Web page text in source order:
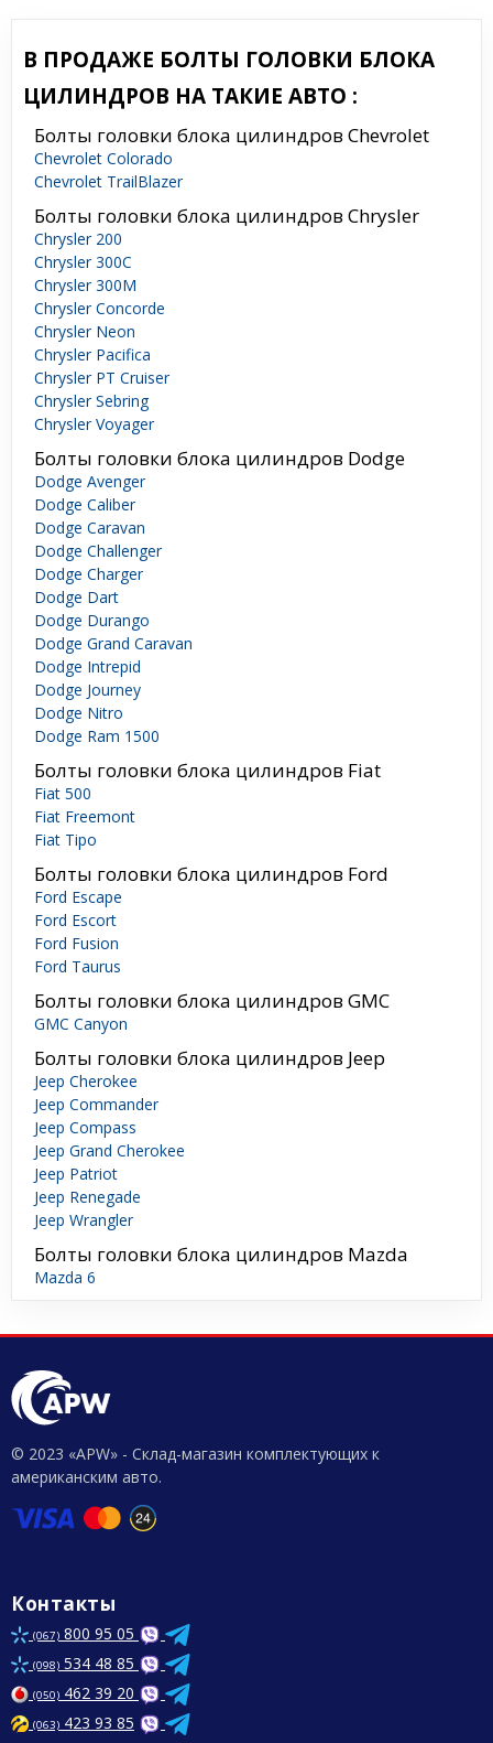
В ПРОДАЖЕ БОЛТЫ ГОЛОВКИ БЛОКА
ЦИЛИНДРОВ НА ТАКИЕ АВТО :
Болты головки блока цилиндров Chevrolet
Chevrolet Colorado
Chevrolet TrailBlazer
Болты головки блока цилиндров Chrysler
Chrysler 200
Chrysler 300C
Chrysler 300M
Chrysler Concorde
Chrysler Neon
Chrysler Pacifica
Chrysler PT Cruiser
Chrysler Sebring
Chrysler Voyager
Болты головки блока цилиндров Dodge
Dodge Avenger
Dodge Caliber
Dodge Caravan
Dodge Challenger
Dodge Charger
Dodge Dart
Dodge Durango
Dodge Grand Caravan
Dodge Intrepid
Dodge Journey
Dodge Nitro
Dodge Ram 1500
Болты головки блока цилиндров Fiat
Fiat 500
Fiat Freemont
Fiat Tipo
Болты головки блока цилиндров Ford
Ford Escape
Ford Escort
Ford Fusion
Ford Taurus
Болты головки блока цилиндров GMC
GMC Canyon
Болты головки блока цилиндров Jeep
Jeep Cherokee
Jeep Commander
Jeep Compass
Jeep Grand Cherokee
Jeep Patriot
Jeep Renegade
Jeep Wrangler
Болты головки блока цилиндров Mazda
Mazda 6
© 2023 «APW» - Склад-магазин комплектующих к
американским авто.
Контакты
(067) 800 95 05
(098) 534 48 85
(050) 462 39 20
(063) 423 93 85